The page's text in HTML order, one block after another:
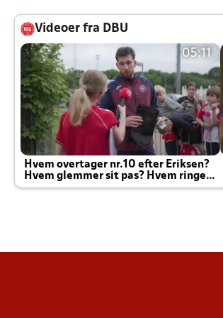
Videoer fra DBU
05:11
Hvem overtager nr.10 efter Eriksen?
Hvem glemmer sit pas? Hvem ringer
Joachim altid til efter kampe?